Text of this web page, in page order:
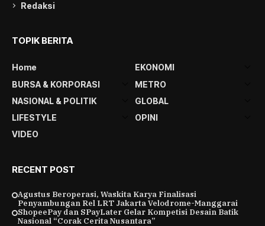
Redaksi
TOPIK BERITA
Home
EKONOMI
BURSA & KORPORASI
METRO
NASIONAL & POLITIK
GLOBAL
LIFESTYLE
OPINI
VIDEO
RECENT POST
Agustus Beroperasi, Waskita Karya Finalisasi
Penyambungan Rel LRT Jakarta Velodrome-Manggarai
ShopeePay dan SPayLater Gelar Kompetisi Desain Batik
Nasional “Corak Cerita Nusantara”